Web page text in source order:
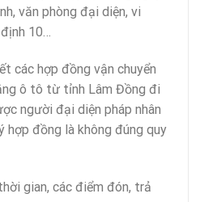
văn phòng đại diện, vi
10…
các hợp đồng vận chuyển
ô tô từ tỉnh Lâm Đồng đi
người đại diện pháp nhân
hợp đồng là không đúng quy
gian, các điểm đón, trả